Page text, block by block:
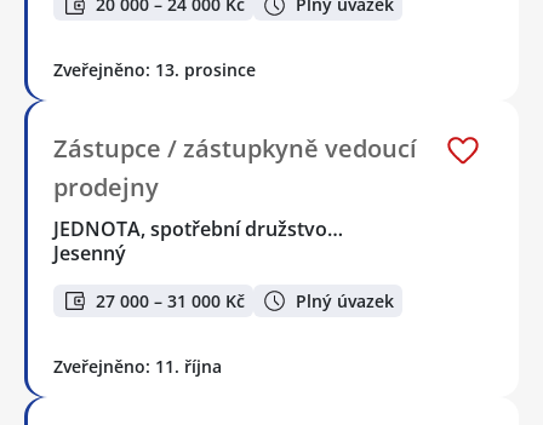
Zveřejněno: 13. prosince
Zástupce / zástupkyně vedoucí
prodejny
JEDNOTA, spotřební družstvo…
Jesenný
27 000 – 31 000 Kč Plný úvazek
Zveřejněno: 11. října